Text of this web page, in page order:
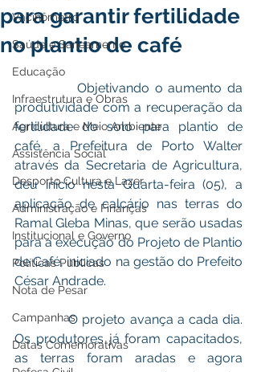
Vacinômetro
Saúde e Saneamento
Educação
Infraestrutura e Obras
Agricultura e Meio Ambiente
Assistência Social
Desporto Cultura e Lazer
Administração e Finanças
Institucional e Governo
Políticas Públicas
Nota de Pesar
Campanhas
Datas Comemorativas
para garantir fertilidade
no plantio de café
Objetivando o aumento da
produtividade com a recuperação da
fertilidade do solo para plantio de
café, a Prefeitura de Porto Walter
através da Secretaria de Agricultura,
deu início nesta Quarta-feira (05), a
aplicação de calcário nas terras do
Ramal Gleba Minas, que serão usadas
para a execução do Projeto de Plantio
de Café, iniciado na gestão do Prefeito
César Andrade.
             O projeto avança a cada dia.
Os produtores já foram capacitados,
as terras foram aradas e agora